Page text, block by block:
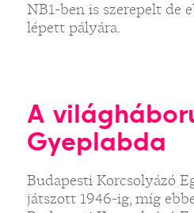
NB1-ben is szerepelt de
lépett pályára.
A
Gyeplabda
Budapesti Korcsolyázó
játszott 1946-ig, míg